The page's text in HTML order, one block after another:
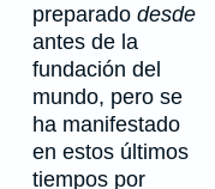
preparado desde
antes de la
fundación del
mundo, pero se
ha manifestado
en estos últimos
tiempos por